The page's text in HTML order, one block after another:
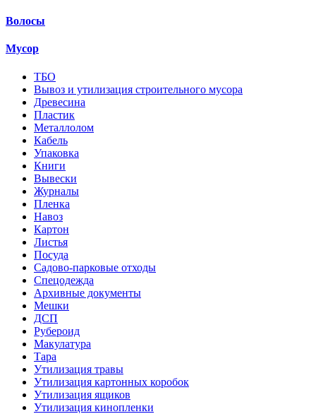
Волосы
Мусор
ТБО
Вывоз и утилизация строительного мусора
Древесина
Пластик
Металлолом
Кабель
Упаковка
Книги
Вывески
Журналы
Пленка
Навоз
Картон
Листья
Посуда
Садово-парковые отходы
Спецодежда
Архивные документы
Мешки
ДСП
Рубероид
Макулатура
Тара
Утилизация травы
Утилизация картонных коробок
Утилизация ящиков
Утилизация кинопленки